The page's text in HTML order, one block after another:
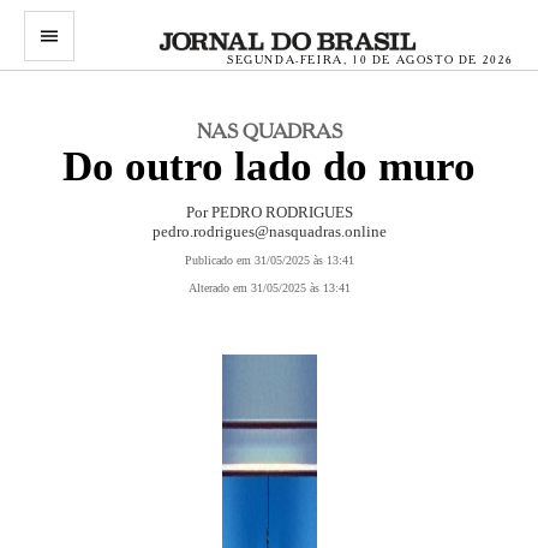
menu
SEGUNDA-FEIRA, 10 DE AGOSTO DE 2026
NAS QUADRAS
Do outro lado do muro
Por PEDRO RODRIGUES
pedro.rodrigues@nasquadras.online
Publicado em 31/05/2025 às 13:41
Alterado em 31/05/2025 às 13:41